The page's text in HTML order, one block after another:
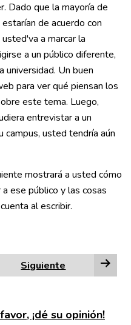
Dado que la mayoría de
de acuerdo con
a marcar la
a un público diferente,
universidad. Un buen
para ver qué piensan los
este tema. Luego,
entrevistar a un
campus, usted tendría aún
mostrará a usted cómo
ese público y las cosas
al escribir.
Siguiente
¡dé su opinión!